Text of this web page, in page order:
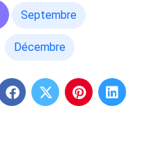
Septembre
Décembre